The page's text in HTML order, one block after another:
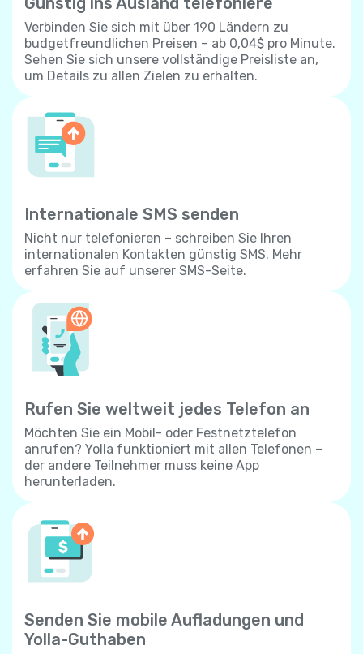
Verbinden Sie sich mit über 190 Ländern zu
budgetfreundlichen Preisen – ab 0,04$ pro Minute.
Sehen Sie sich unsere vollständige Preisliste an,
um Details zu allen Zielen zu erhalten.
Internationale SMS senden
Nicht nur telefonieren – schreiben Sie Ihren
internationalen Kontakten günstig SMS. Mehr
erfahren Sie auf unserer SMS-Seite.
Rufen Sie weltweit jedes Telefon an
Möchten Sie ein Mobil- oder Festnetztelefon
anrufen? Yolla funktioniert mit allen Telefonen –
der andere Teilnehmer muss keine App
herunterladen.
Senden Sie mobile Aufladungen und
Yolla-Guthaben